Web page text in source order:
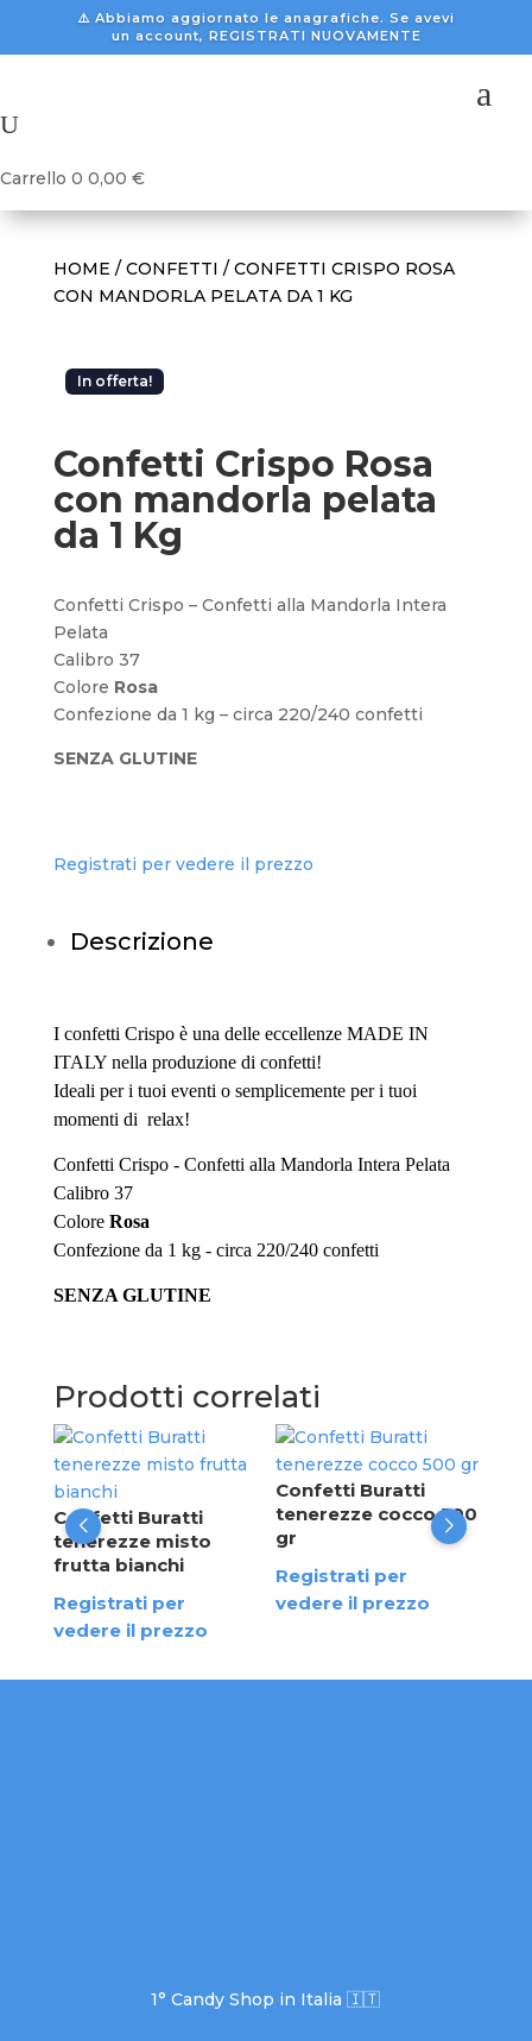
⚠️ Abbiamo aggiornato le anagrafiche. Se avevi
un account, REGISTRATI NUOVAMENTE
a
U
Carrello 0 0,00 €
HOME / CONFETTI / CONFETTI CRISPO ROSA
CON MANDORLA PELATA DA 1 KG
In offerta!
Confetti Crispo Rosa
con mandorla pelata
da 1 Kg
Confetti Crispo – Confetti alla Mandorla Intera
Pelata
Calibro 37
Colore Rosa
Confezione da 1 kg – circa 220/240 confetti
SENZA GLUTINE
Registrati per vedere il prezzo
Descrizione
I confetti Crispo è una delle eccellenze MADE IN
ITALY nella produzione di confetti!
Ideali per i tuoi eventi o semplicemente per i tuoi
momenti di relax!
Confetti Crispo - Confetti alla Mandorla Intera Pelata
Calibro 37
Colore Rosa
Confezione da 1 kg - circa 220/240 confetti
SENZA GLUTINE
Prodotti correlati
Confetti Buratti
tenerezze misto
frutta bianchi
Registrati per
vedere il prezzo
Confetti Buratti
tenerezze cocco 500
gr
Registrati per
vedere il prezzo
1° Candy Shop in Italia 🇮🇹